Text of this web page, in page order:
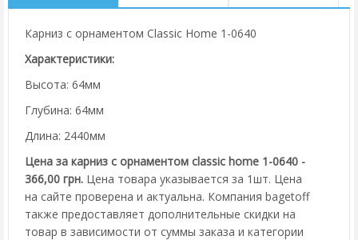
Карниз с орнаментом Classic Home 1-0640
Характеристики:
Высота: 64мм
Глубина: 64мм
Длина: 2440мм
Цена за карниз с орнаментом classic home 1-0640 -
366,00 грн. Цена товара указывается за 1шт. Цена
на сайте проверена и актуальна. Компания bagetoff
также предоставляет дополнительные скидки на
товар в зависимости от суммы заказа и категории